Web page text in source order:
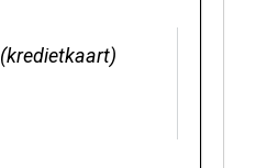
(kredietkaart)